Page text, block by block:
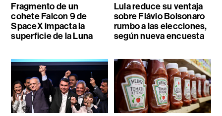
Fragmento de un
cohete Falcon 9 de
SpaceX impacta la
superficie de la Luna
Lula reduce su ventaja
sobre Flávio Bolsonaro
rumbo a las elecciones,
según nueva encuesta